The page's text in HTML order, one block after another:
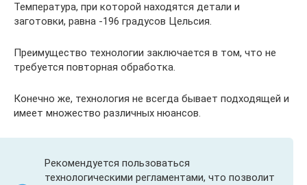
Температура, при которой находятся детали и
заготовки, равна -196 градусов Цельсия.
Преимущество технологии заключается в том, что не
требуется повторная обработка.
Конечно же, технология не всегда бывает подходящей и
имеет множество различных нюансов.
Рекомендуется пользоваться
технологическими регламентами, что позволит